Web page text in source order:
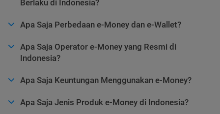
Berlaku di Indonesia?
Apa Saja Perbedaan e-Money dan e-Wallet?
Apa Saja Operator e-Money yang Resmi di
Indonesia?
Apa Saja Keuntungan Menggunakan e-Money?
Apa Saja Jenis Produk e-Money di Indonesia?